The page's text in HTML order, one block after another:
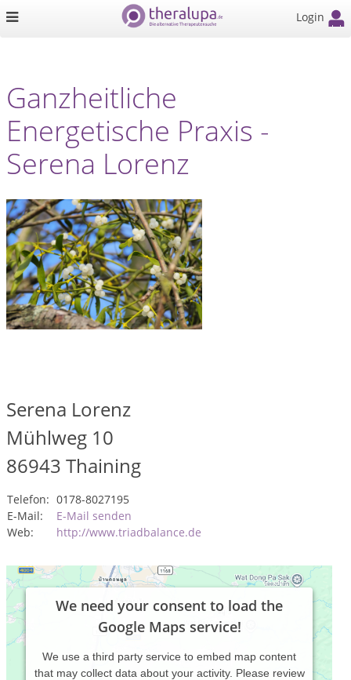
Login
Ganzheitliche
Energetische Praxis -
Serena Lorenz
Serena Lorenz
Mühlweg 10
86943 Thaining
Telefon: 0178-8027195
E-Mail:
E-Mail senden
Web:
http://www.triadbalance.de
We need your consent to load the
Google Maps service!
We use a third party service to embed map content
that may collect data about your activity. Please review